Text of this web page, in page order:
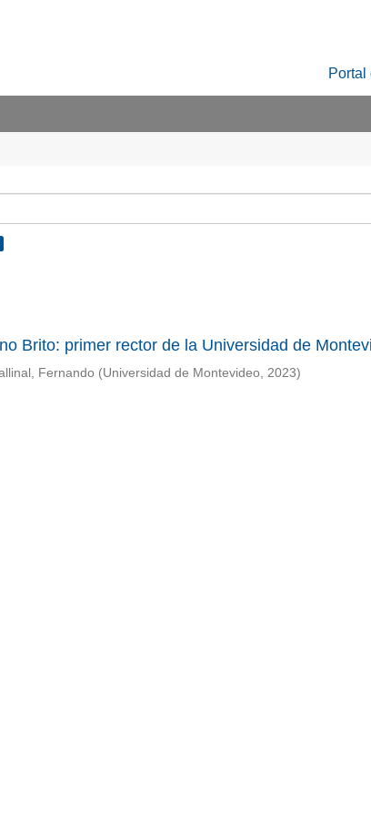
Portal
Brito: primer rector de la Universidad de
Fernando (Universidad de Montevideo, 2023)